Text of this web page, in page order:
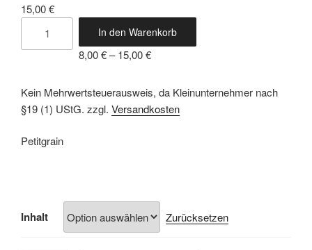
15,00€
Petitgrain
In den Warenkorb
8,00€–15,00€
Kein Mehrwertsteuerausweis, da Kleinunternehmer nach
§19 (1) UStG. zzgl. Versandkosten
Petitgrain
Inhalt Zurücksetzen